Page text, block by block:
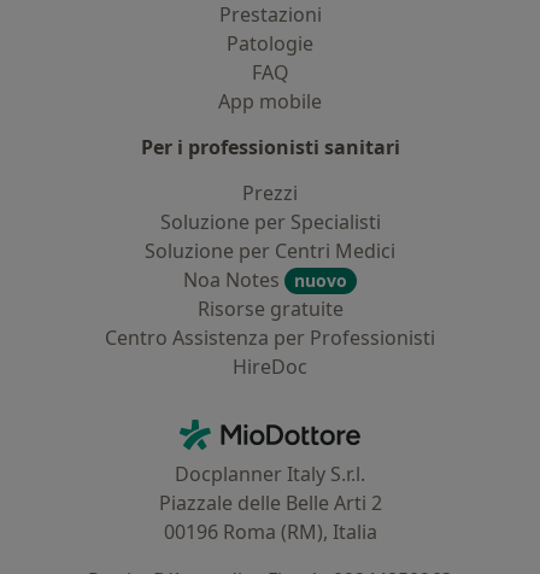
Prestazioni
Patologie
FAQ
App mobile
Per i professionisti sanitari
Prezzi
Soluzione per Specialisti
Soluzione per Centri Medici
Noa Notes
nuovo
Risorse gratuite
Centro Assistenza per Professionisti
HireDoc
MioDottore - Homepage
Docplanner Italy S.r.l.
Piazzale delle Belle Arti 2
00196 Roma (RM), Italia